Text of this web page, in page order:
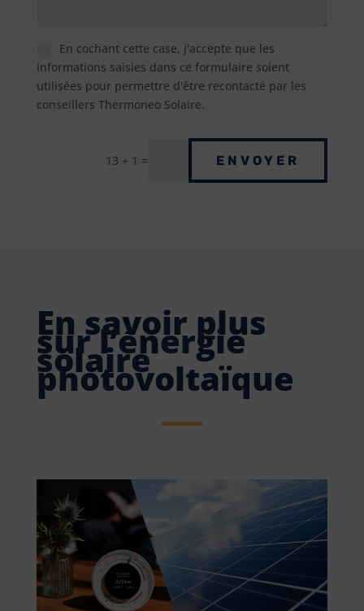
En cochant cette case, j'accepte que les
informations saisies dans ce formulaire soient
utilisées pour permettre d'être recontacté par les
conseillers Thermoneo Solaire.
13 + 1 = ENVOYER
En savoir plus
sur l’énergie
solaire
photovoltaïque